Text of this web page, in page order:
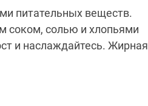
питательных веществ.
соком, солью и хлопьями
и наслаждайтесь. Жирная